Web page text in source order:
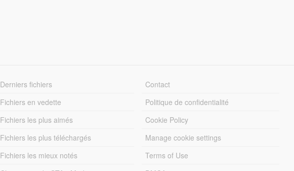
Derniers fichiers
Fichiers en vedette
Fichiers les plus aimés
Fichiers les plus téléchargés
Fichiers les mieux notés
Contact
Politique de confidentialité
Cookie Policy
Manage cookie settings
Terms of Use